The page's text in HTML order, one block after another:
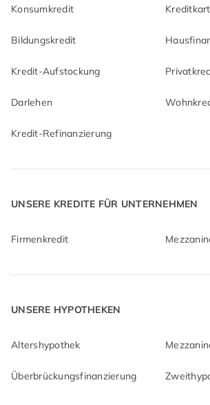
Konsumkredit
Bildungskredit
Kredit-Aufstockung
Darlehen
Kredit-Refinanzierung
UNSERE KREDITE FÜR UNTERNEHMEN
Firmenkredit
UNSERE HYPOTHEKEN
Altershypothek
Überbrückungsfinanzierung